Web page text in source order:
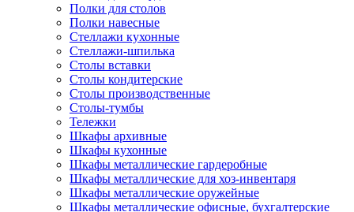
Полки для столов
Полки навесные
Стеллажи кухонные
Стеллажи-шпилька
Столы вставки
Столы кондитерские
Столы производственные
Столы-тумбы
Тележки
Шкафы архивные
Шкафы кухонные
Шкафы металлические гардеробные
Шкафы металлические для хоз-инвентаря
Шкафы металлические оружейные
Шкафы металлические офисные, бухгалтерские